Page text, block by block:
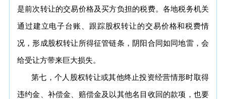
是前次转让的交易价格及买方负担的税费。各地税务机关
通过建立电子台账、跟踪股权转让的交易价格和税费情
况，形成股权转让所得征管链条，阴阳合同如同地雷，会
给受让方带来巨大损失。
第七，个人股权转让或其他终止投资经营情形时取得
违约金、补偿金、赔偿金及以其他名目收回的款项，也要